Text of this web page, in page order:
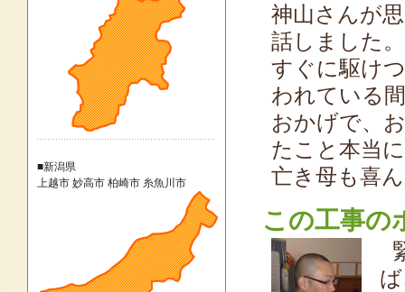
■新潟県
上越市 妙高市 柏崎市 糸魚川市
神山さんが
話しました。
すぐに駆け
われている
おかげで、
たこと本当
亡き母も喜
この工事の